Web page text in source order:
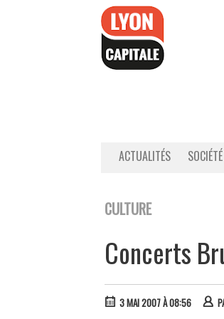
ACTUALITÉS SOCIÉTÉ
CULTURE
Concerts
3 MAI 2007 À 08:56